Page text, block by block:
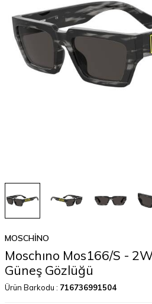
MOSCHINO
Moschıno Mos166/S -
Güneş Gözlüğü
Ürün Barkodu : 716736991504